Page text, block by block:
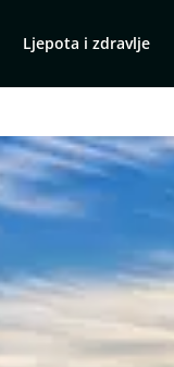
Ljepota i zdravlje